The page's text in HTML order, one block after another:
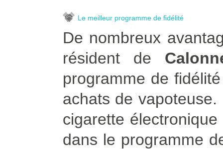
Le meilleur programme de fidélité
De nombreux
résident de
programme de
achats de
cigarette
dans le programme